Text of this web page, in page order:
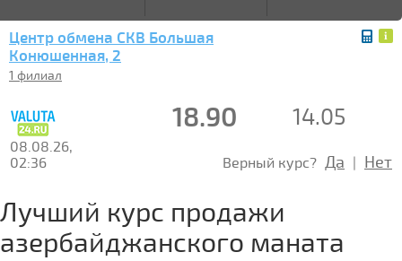
Центр обмена СКВ Большая
Конюшенная, 2
1 филиал
18.90 14.05
08.08.26,
02:36
Верный курс? Да | Нет
Лучший курс продажи
азербайджанского маната